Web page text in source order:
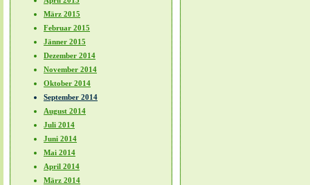
März 2015
Februar 2015
Jänner 2015
Dezember 2014
November 2014
Oktober 2014
September 2014
August 2014
Juli 2014
Juni 2014
Mai 2014
April 2014
März 2014